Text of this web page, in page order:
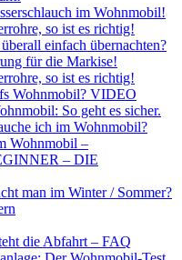
im Wohnmobil!
so ist es richtig!
einfach übernachten?
für die Markise!
so ist es richtig!
Wohnmobil? VIDEO
So geht es sicher.
ich im Wohnmobil?
Wohnmobil –
– DIE
man im Winter / Sommer?
die Abfahrt – FAQ